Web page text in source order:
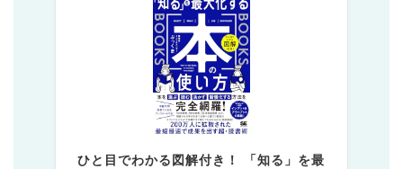
ひと目でわかる図解付き！ 「知る」を最